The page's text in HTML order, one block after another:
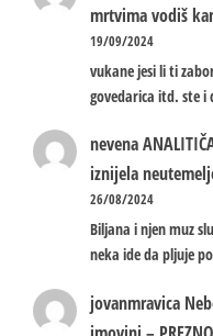
mrtvima vodiš
19/09/2024
vukane jesi li ti
govedarica itd. ste
nevena
iznijela
26/08/2024
Biljana i njen muz
neka ide da pljuje
jovanmravica